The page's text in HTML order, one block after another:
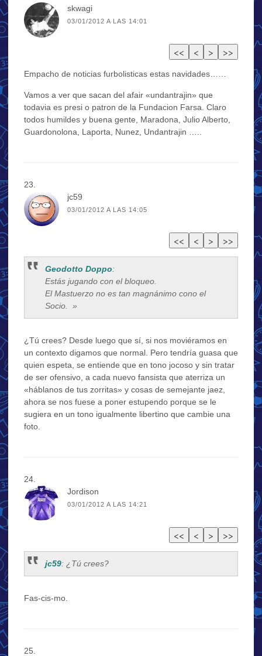
skwagi
03/01/2012 A LAS 14:01
Empacho de noticias furbolisticas estas navidades……
Vamos a ver que sacan del afair «undantrajin» que
todavia es presi o patron de la Fundacion Farsa. Claro
todos humildes y buena gente, Maradona, Julio Alberto,
Guardonolona, Laporta, Nunez, Undantrajin …..
jc59
03/01/2012 A LAS 14:05
Geodotto Doppo:
Estás jugando con el bloqueo.
El Mastuerzo no es tan magnánimo cono el
Socio. »
¿Tú crees? Desde luego que sí, si nos moviéramos en
un contexto digamos que normal. Pero tendría guasa que
quien espeta, se entiende que en tono jocoso y sin tratar
de ser ofensivo, a cada nuevo fansista que aterriza un
«háblanos de tus zorritas» y cosas de semejante jaez,
ahora se nos fuese a poner estupendo porque se le
sugiera en un tono igualmente libertino que cambie una
foto.
Jordison
03/01/2012 A LAS 14:21
jc59: ¿Tú crees?
Fas-cis-mo.